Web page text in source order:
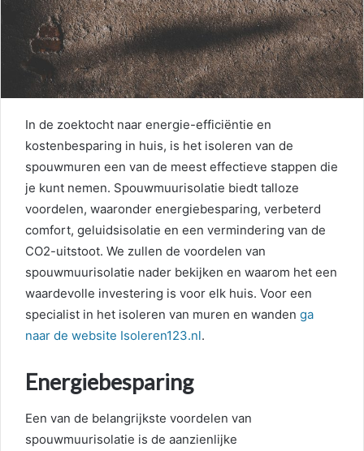
In de zoektocht naar energie-efficiëntie en
kostenbesparing in huis, is het isoleren van de
spouwmuren een van de meest effectieve stappen die
je kunt nemen. Spouwmuurisolatie biedt talloze
voordelen, waaronder energiebesparing, verbeterd
comfort, geluidsisolatie en een vermindering van de
CO2-uitstoot. We zullen de voordelen van
spouwmuurisolatie nader bekijken en waarom het een
waardevolle investering is voor elk huis. Voor een
specialist in het isoleren van muren en wanden ga
naar de website Isoleren123.nl.
Energiebesparing
Een van de belangrijkste voordelen van
spouwmuurisolatie is de aanzienlijke